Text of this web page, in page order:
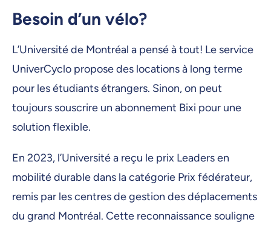
Besoin d’un vélo?
L’Université de Montréal a pensé à tout! Le service
UniverCyclo propose des locations à long terme
pour les étudiants étrangers. Sinon, on peut
toujours souscrire un abonnement Bixi pour une
solution flexible.
En 2023, l’Université a reçu le prix Leaders en
mobilité durable dans la catégorie Prix fédérateur,
remis par les centres de gestion des déplacements
du grand Montréal. Cette reconnaissance souligne